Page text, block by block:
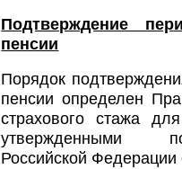
Подтверждение
пенсии
Порядок
пенсии определен
страхового стажа
утвержденными
Российской